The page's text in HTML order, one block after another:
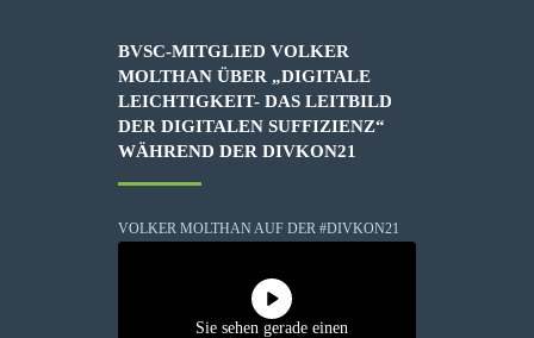
BVSC-MITGLIED VOLKER
MOLTHAN ÜBER „DIGITALE
LEICHTIGKEIT- DAS LEITBILD
DER DIGITALEN SUFFIZIENZ“
WÄHREND DER DIVKON21
VOLKER MOLTHAN AUF DER #DIVKON21
Sie sehen gerade einen